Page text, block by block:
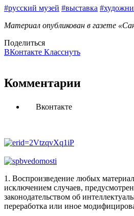
#русский музей #выставка
Материал опубликован в газете
Поделиться
ВКонтакте Класснуть
Комментарии
Вконтакте
1. Воспроизведение любых
исключением случаев,
законодательством об
переработка или иное